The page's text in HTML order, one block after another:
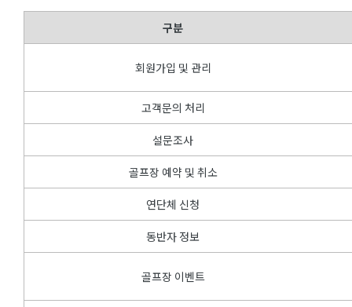
구분
회원가입 및 관리
고객문의 처리
설문조사
골프장 예약 및 취소
연단체 신청
동반자 정보
골프장 이벤트